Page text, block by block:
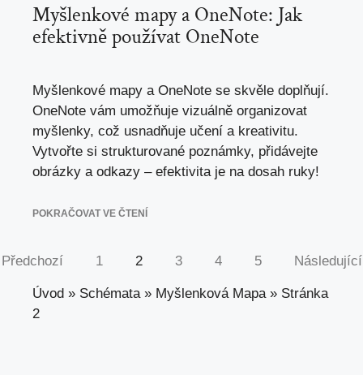
Myšlenkové mapy a OneNote: Jak
efektivně používat OneNote
Myšlenkové mapy a OneNote se skvěle doplňují.
OneNote vám umožňuje vizuálně organizovat
myšlenky, což usnadňuje učení a kreativitu.
Vytvořte si strukturované poznámky, přidávejte
obrázky a odkazy – efektivita je na dosah ruky!
POKRAČOVAT VE ČTENÍ
Předchozí 1 2 3 4 5 Následující
Úvod » Schémata» Myšlenková Mapa» Stránka
2